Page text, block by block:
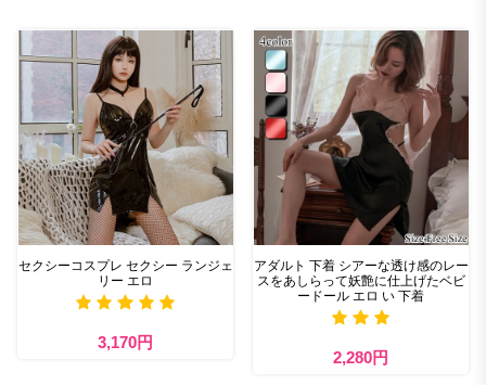
セクシーコスプレ セクシー ランジェ
リー エロ
3,170円
アダルト 下着 シアーな透け感のレー
スをあしらって妖艶に仕上げたベビ
ードール エロ い 下着
2,280円